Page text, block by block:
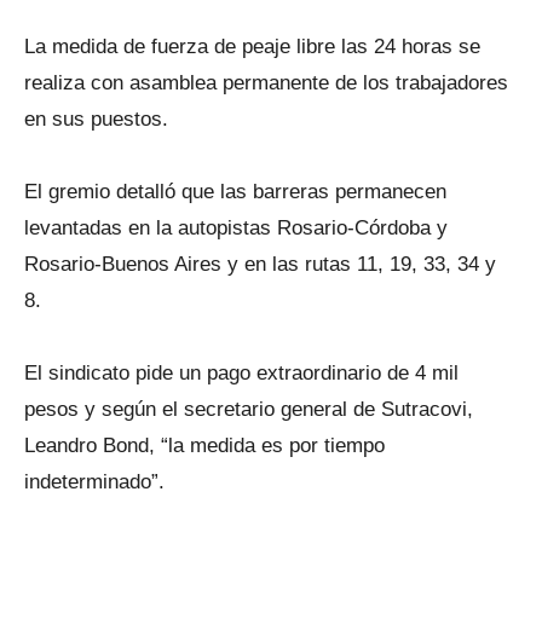
La medida de fuerza de peaje libre las 24 horas se
realiza con asamblea permanente de los trabajadores
en sus puestos.
El gremio detalló que las barreras permanecen
levantadas en la autopistas Rosario-Córdoba y
Rosario-Buenos Aires y en las rutas 11, 19, 33, 34 y
8.
El sindicato pide un pago extraordinario de 4 mil
pesos y según el secretario general de Sutracovi,
Leandro Bond, “la medida es por tiempo
indeterminado”.